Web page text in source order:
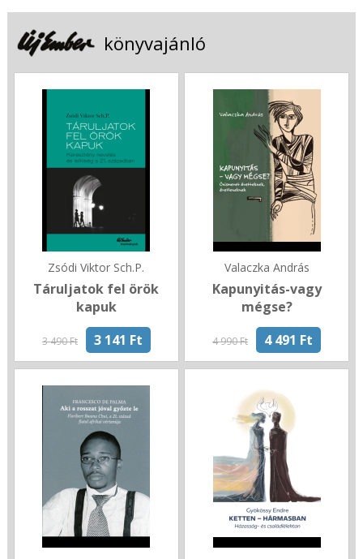
könyvajánló
Zsódi Viktor Sch.P.
Táruljatok fel örök
kapuk
3 490 Ft 3 141 Ft
Valaczka András
Kapunyitás-vagy
mégse?
4 990 Ft 4 491 Ft